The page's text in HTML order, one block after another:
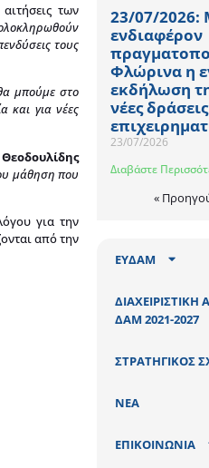
των
τους
μπούμε στο
και για νέες
μάθηση που
για την
από την
23/07/2026:
ενδιαφέρον
Φλώρινα η
εκδήλωση
νέες δράσεις
23/07/2026
Διαβάστε
«
ΕΥΔΑΜ
ΔΑΜ 2021-2027
ΣΤΡΑΤΗΓΙΚΟΣ
ΝΕΑ
ΕΠΙΚΟΙΝΩΝΙΑ